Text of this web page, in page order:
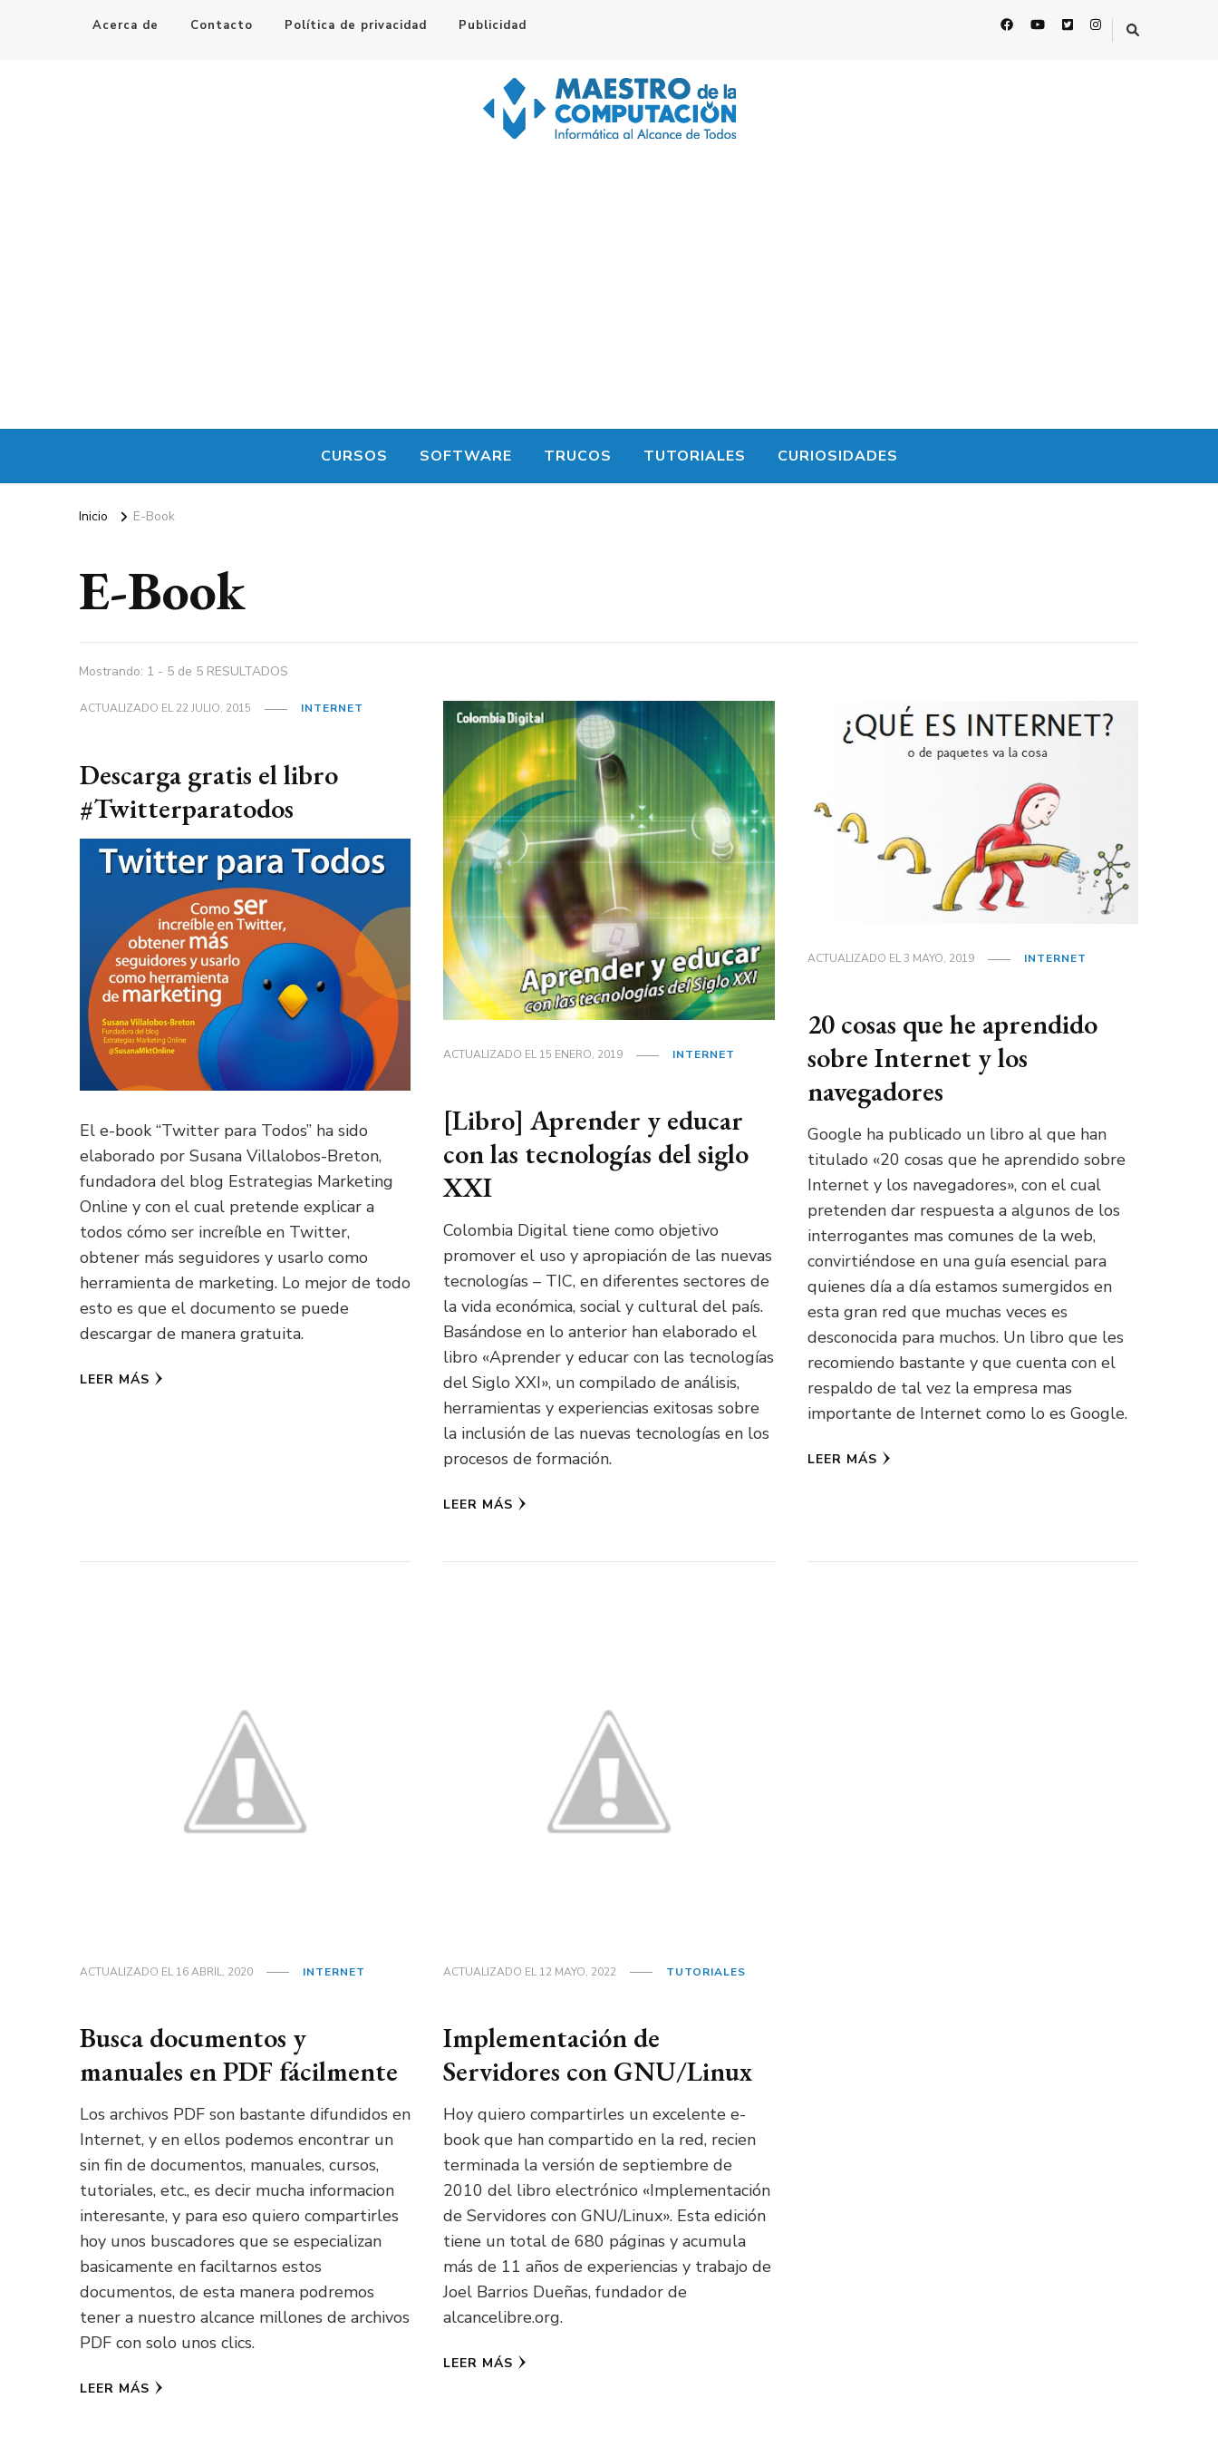
Acerca de Contacto Política de privacidad Publicidad
CURSOS SOFTWARE TRUCOS TUTORIALES CURIOSIDADES
Inicio E-Book
E-Book
Mostrando: 1 - 5 de 5 RESULTADOS
ACTUALIZADO EL22 JULIO, 2015 INTERNET
Descarga gratis el libro
#Twitterparatodos
El e-book “Twitter para Todos” ha sido
elaborado por Susana Villalobos-Breton,
fundadora del blog Estrategias Marketing
Online y con el cual pretende explicar a
todos cómo ser increíble en Twitter,
obtener más seguidores y usarlo como
herramienta de marketing. Lo mejor de todo
esto es que el documento se puede
descargar de manera gratuita.
LEER MÁS
ACTUALIZADO EL15 ENERO, 2019 INTERNET
[Libro] Aprender y educar
con las tecnologías del siglo
XXI
Colombia Digital tiene como objetivo
promover el uso y apropiación de las nuevas
tecnologías – TIC, en diferentes sectores de
la vida económica, social y cultural del país.
Basándose en lo anterior han elaborado el
libro «Aprender y educar con las tecnologías
del Siglo XXI», un compilado de análisis,
herramientas y experiencias exitosas sobre
la inclusión de las nuevas tecnologías en los
procesos de formación.
LEER MÁS
ACTUALIZADO EL3 MAYO, 2019 INTERNET
20 cosas que he aprendido
sobre Internet y los
navegadores
Google ha publicado un libro al que han
titulado «20 cosas que he aprendido sobre
Internet y los navegadores», con el cual
pretenden dar respuesta a algunos de los
interrogantes mas comunes de la web,
convirtiéndose en una guía esencial para
quienes día a día estamos sumergidos en
esta gran red que muchas veces es
desconocida para muchos. Un libro que les
recomiendo bastante y que cuenta con el
respaldo de tal vez la empresa mas
importante de Internet como lo es Google.
LEER MÁS
ACTUALIZADO EL16 ABRIL, 2020 INTERNET
Busca documentos y
manuales en PDF fácilmente
Los archivos PDF son bastante difundidos en
Internet, y en ellos podemos encontrar un
sin fin de documentos, manuales, cursos,
tutoriales, etc., es decir mucha informacion
interesante, y para eso quiero compartirles
hoy unos buscadores que se especializan
basicamente en faciltarnos estos
documentos, de esta manera podremos
tener a nuestro alcance millones de archivos
PDF con solo unos clics.
LEER MÁS
ACTUALIZADO EL12 MAYO, 2022 TUTORIALES
Implementación de
Servidores con GNU/Linux
Hoy quiero compartirles un excelente e-
book que han compartido en la red, recien
terminada la versión de septiembre de
2010 del libro electrónico «Implementación
de Servidores con GNU/Linux». Esta edición
tiene un total de 680 páginas y acumula
más de 11 años de experiencias y trabajo de
Joel Barrios Dueñas, fundador de
alcancelibre.org.
LEER MÁS